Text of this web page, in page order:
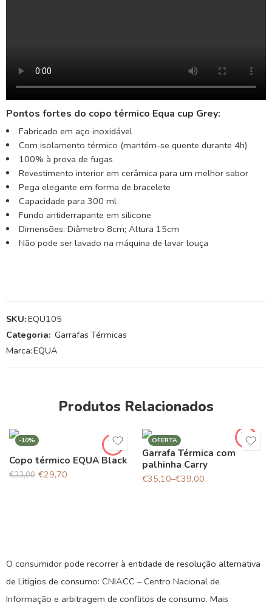
Pontos fortes do copo térmico Equa cup Grey:
Fabricado em aço inoxidável
Com isolamento térmico (mantém-se quente durante 4h)
100% à prova de fugas
Revestimento interior em cerâmica para um melhor sabor
Pega elegante em forma de bracelete
Capacidade para 300 ml
Fundo antiderrapante em silicone
Dimensões: Diâmetro 8cm; Altura 15cm
Não pode ser lavado na máquina de lavar louça
SKU:EQU105
Categoria: Garrafas Térmicas
Marca:EQUA
Produtos Relacionados
-10%
Copo térmico EQUA Black
€33,00 €29,70
OFERTA
Garrafa Térmica com
palhinha Carry
€35,10–€39,00
O consumidor pode recorrer à entidade de resolução alternativa
de Litígios de consumo: CNIACC – Centro Nacional de
Informação e arbitragem de conflitos de consumo. Mais